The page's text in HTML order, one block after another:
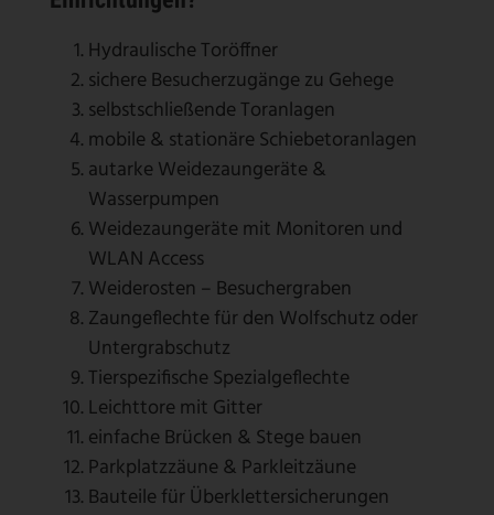
Hydraulische Toröffner
sichere Besucherzugänge zu Gehege
selbstschließende Toranlagen
mobile & stationäre Schiebetoranlagen
autarke Weidezaungeräte &
Wasserpumpen
Weidezaungeräte mit Monitoren und
WLAN Access
Weiderosten – Besuchergraben
Zaungeflechte für den Wolfschutz oder
Untergrabschutz
Tierspezifische Spezialgeflechte
Leichttore mit Gitter
einfache Brücken & Stege bauen
Parkplatzzäune & Parkleitzäune
Bauteile für Überklettersicherungen